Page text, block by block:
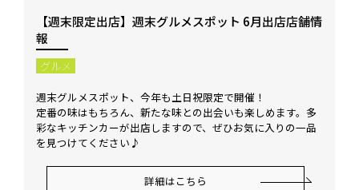
【週末限定出店】週末グルメスポット 6月出店店舗情
報
グルメ
週末グルメスポット、今年も土日祝限定で開催！
定番の味はもちろん、新たな味との出会いも楽しめます。多
彩なキッチンカーが出店しますので、ぜひお気に入りの一品
を見つけてください♪
詳細はこちら